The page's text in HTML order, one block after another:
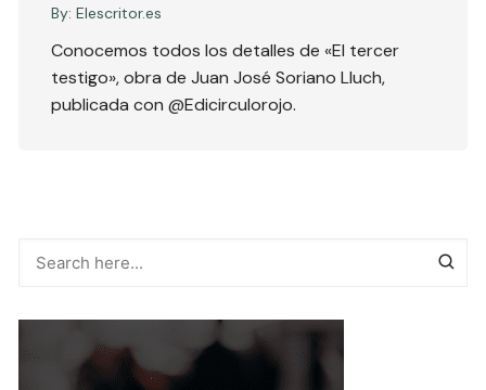
By: Elescritor.es
Conocemos todos los detalles de «El tercer
testigo», obra de Juan José Soriano Lluch,
publicada con @Edicirculorojo.